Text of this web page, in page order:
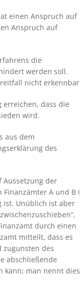
einen Anspruch auf
Anspruch auf
die
werden soll.
nicht
dass die
wird.
aus dem
des
Aussetzung der
A und B
ist. Unüblich ist aber
durch einen
mitteilt, dass es
zugunsten des
abschließende
kann; man nennt dies